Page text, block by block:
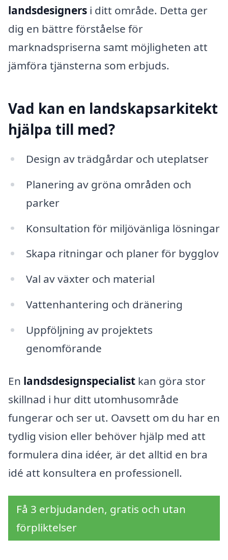
landsdesigners i ditt område. Detta ger
dig en bättre förståelse för
marknadspriserna samt möjligheten att
jämföra tjänsterna som erbjuds.
Vad kan en landskapsarkitekt
hjälpa till med?
Design av trädgårdar och uteplatser
Planering av gröna områden och
parker
Konsultation för miljövänliga lösningar
Skapa ritningar och planer för bygglov
Val av växter och material
Vattenhantering och dränering
Uppföljning av projektets
genomförande
En landsdesignspecialist kan göra stor
skillnad i hur ditt utomhusområde
fungerar och ser ut. Oavsett om du har en
tydlig vision eller behöver hjälp med att
formulera dina idéer, är det alltid en bra
idé att konsultera en professionell.
Få 3 erbjudanden, gratis och utan
förpliktelser